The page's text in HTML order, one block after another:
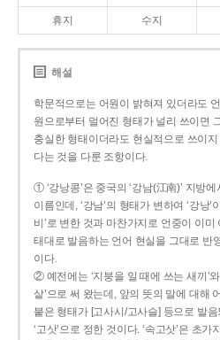
휴지 수지
해설
학문적으로는 어원이 밝혀져 있더라도
원으로부터 멀어진 형태가 널리 쓰이면
충실한 형태이더라도 현실적으로 쓰이
다는 것을 다룬 조항이다.
① ‘강낭콩’은 중국의 ‘강남(江南)’ 지방
이름인데, ‘강남’의 형태가 변하여 ‘강낭’
비’로 변한 것과 마찬가지로 언중이 이
태대로 발음하는 언어 현실을 그대로 반
이다.
② 예전에는 ‘지붕을 일 때에 쓰는 새끼’
샅’으로 써 왔는데, 앞의 뜻의 말에 대해
붙은 형태가 [고사시/고사슬] 등으로 발
‘고삿’으로 정한 것이다. ‘속고삿’은 초